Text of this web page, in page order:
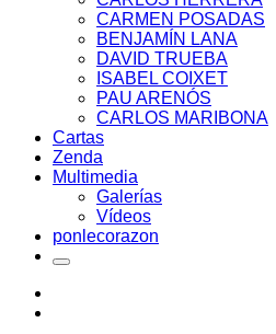
CARMEN POSADAS
BENJAMÍN LANA
DAVID TRUEBA
ISABEL COIXET
PAU ARENÓS
CARLOS MARIBONA
Cartas
Zenda
Multimedia
Galerías
Vídeos
ponlecorazon